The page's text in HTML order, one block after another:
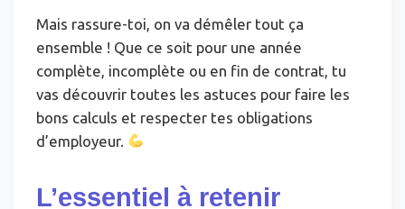
Mais rassure-toi, on va démêler tout ça
ensemble ! Que ce soit pour une année
complète, incomplète ou en fin de contrat, tu
vas découvrir toutes les astuces pour faire les
bons calculs et respecter tes obligations
d’employeur.
L’essentiel à retenir